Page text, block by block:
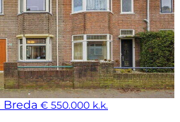
Breda € 550.000 k.k.